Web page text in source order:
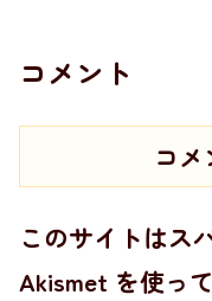
コメント
コ
このサイトはス
Akismet を使っ